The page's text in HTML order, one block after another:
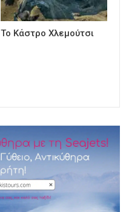
Το Κάστρο Χλεμούτσι